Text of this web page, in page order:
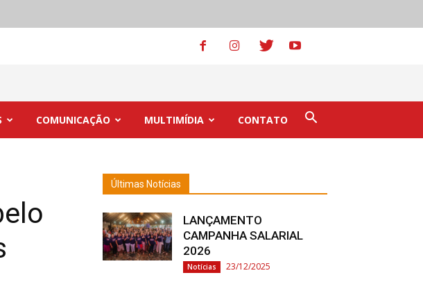
COMUNICAÇÃO MULTIMÍDIA CONTATO
Últimas Notícias
LANÇAMENTO
CAMPANHA SALARIAL
2026
Notícias 23/12/2025